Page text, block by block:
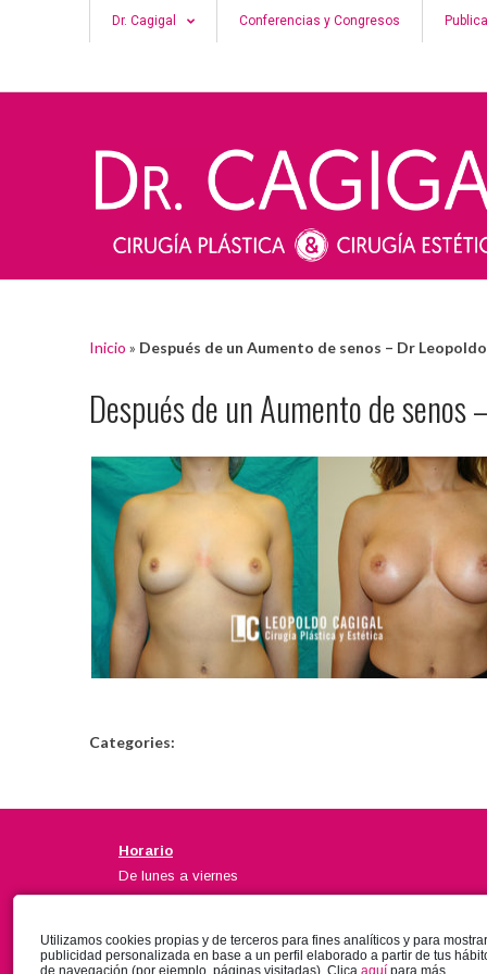
Dr. Cagigal Conferencias y Congresos
Inicio » Después de un Aumento de senos – Dr
Después de un Aumento de senos
Categories:
Horario
De lunes a viernes
Mañanas de 10:00 a 14:00
Urgencias 24 horas
Utilizamos cookies propias y de terceros para fines analíticos y para
publicidad personalizada en base a un perfil elaborado a partir de tus
de navegación (por ejemplo, páginas visitadas). Clica aquí para más